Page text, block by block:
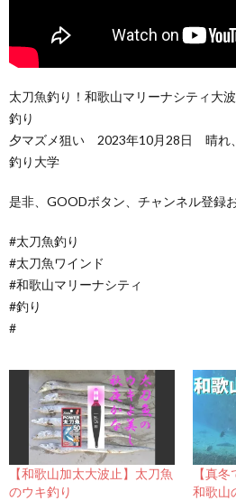
太刀魚釣り！和歌山マリーナシティ大
釣り
夕マズメ狙い 2023年10月28日 晴れ
釣り大学
是非、GOODボタン、チャンネル登録
#太刀魚釣り
#太刀魚ワインド
#和歌山マリーナシティ
#釣り
#
【和歌山加太大波止】太刀魚
のウキ釣り
【真
和歌山